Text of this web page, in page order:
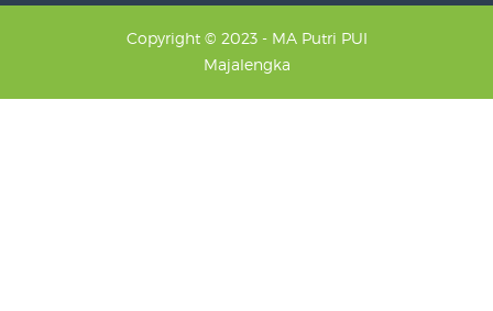
Copyright © 2023 - MA Putri PUI
Majalengka